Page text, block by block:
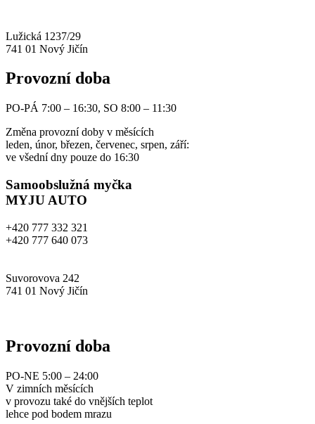
Lužická 1237/29
741 01 Nový Jičín
Provozní doba
PO-PÁ 7:00 – 16:30, SO 8:00 – 11:30
Změna provozní doby v měsících
leden, únor, březen, červenec, srpen, září:
ve všední dny pouze do 16:30
Samoobslužná myčka
MYJU AUTO
+420 777 332 321
+420 777 640 073
Suvorovova 242
741 01 Nový Jičín
Provozní doba
PO-NE 5:00 – 24:00
V zimních měsících
v provozu také do vnějších teplot
lehce pod bodem mrazu